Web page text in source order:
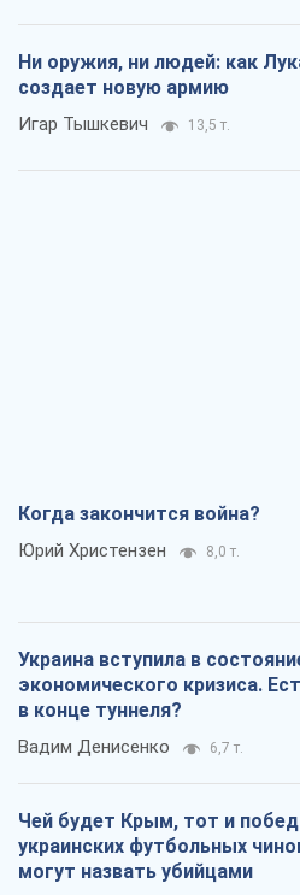
Ни оружия, ни людей: как
создает новую армию
Игар Тышкевич 13,5 т.
Когда закончится война?
Юрий Христензен 8,0 т.
Украина вступила в
экономического кризиса.
в конце туннеля?
Вадим Денисенко 6,7 т.
Чей будет Крым, тот и
украинских футбольных
могут назвать убийцами